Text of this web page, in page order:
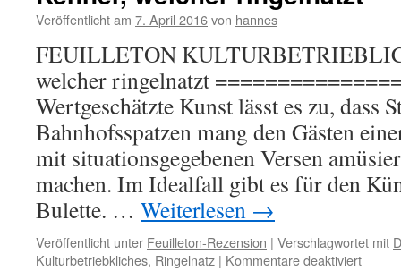
Veröffentlicht am 7. April 2016von hannes
FEUILLETON
welcher ringelnatzt
Wertgeschätzte Kunst lässt es zu, dass
Bahnhofsspatzen mang den Gästen
mit situationsgegebenen Versen
machen. Im Idealfall gibt es für den
Bulette. … Weiterlesen →
Veröffentlicht unter Feuilleton-Rezension | Verschlagwortet mit
Kulturbetriebkliches, Ringelnatz | Kommentare deaktiviertfür